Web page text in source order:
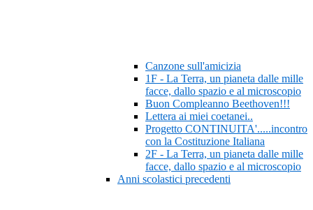
Canzone sull'amicizia
1F - La Terra, un pianeta dalle mille
facce, dallo spazio e al microscopio
Buon Compleanno Beethoven!!!
Lettera ai miei coetanei..
Progetto CONTINUITA'.....incontro
con la Costituzione Italiana
2F - La Terra, un pianeta dalle mille
facce, dallo spazio e al microscopio
Anni scolastici precedenti